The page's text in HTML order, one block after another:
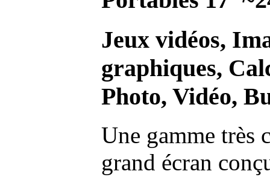
Jeux vidéos,
graphiques,
Photo, Vidéo,
Une gamme très
grand écran